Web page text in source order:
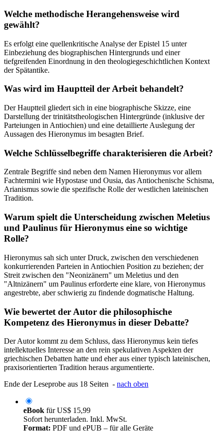
Welche methodische Herangehensweise wird
gewählt?
Es erfolgt eine quellenkritische Analyse der Epistel 15 unter
Einbeziehung des biographischen Hintergrunds und einer
tiefgreifenden Einordnung in den theologiegeschichtlichen Kontext
der Spätantike.
Was wird im Hauptteil der Arbeit behandelt?
Der Hauptteil gliedert sich in eine biographische Skizze, eine
Darstellung der trinitätstheologischen Hintergründe (inklusive der
Parteiungen in Antiochien) und eine detaillierte Auslegung der
Aussagen des Hieronymus im besagten Brief.
Welche Schlüsselbegriffe charakterisieren die Arbeit?
Zentrale Begriffe sind neben dem Namen Hieronymus vor allem
Fachtermini wie Hypostase und Ousia, das Antiochenische Schisma,
Arianismus sowie die spezifische Rolle der westlichen lateinischen
Tradition.
Warum spielt die Unterscheidung zwischen Meletius
und Paulinus für Hieronymus eine so wichtige
Rolle?
Hieronymus sah sich unter Druck, zwischen den verschiedenen
konkurrierenden Parteien in Antiochien Position zu beziehen; der
Streit zwischen den "Neonizänern" um Meletius und den
"Altnizänern" um Paulinus erforderte eine klare, von Hieronymus
angestrebte, aber schwierig zu findende dogmatische Haltung.
Wie bewertet der Autor die philosophische
Kompetenz des Hieronymus in dieser Debatte?
Der Autor kommt zu dem Schluss, dass Hieronymus kein tiefes
intellektuelles Interesse an den rein spekulativen Aspekten der
griechischen Debatten hatte und eher aus einer typisch lateinischen,
praxisorientierten Tradition heraus argumentierte.
Ende der Leseprobe aus 18 Seiten - nach oben
eBook fürUS$ 15,99
Sofort herunterladen. Inkl. MwSt.
Format: PDF und ePUB – für alle Geräte